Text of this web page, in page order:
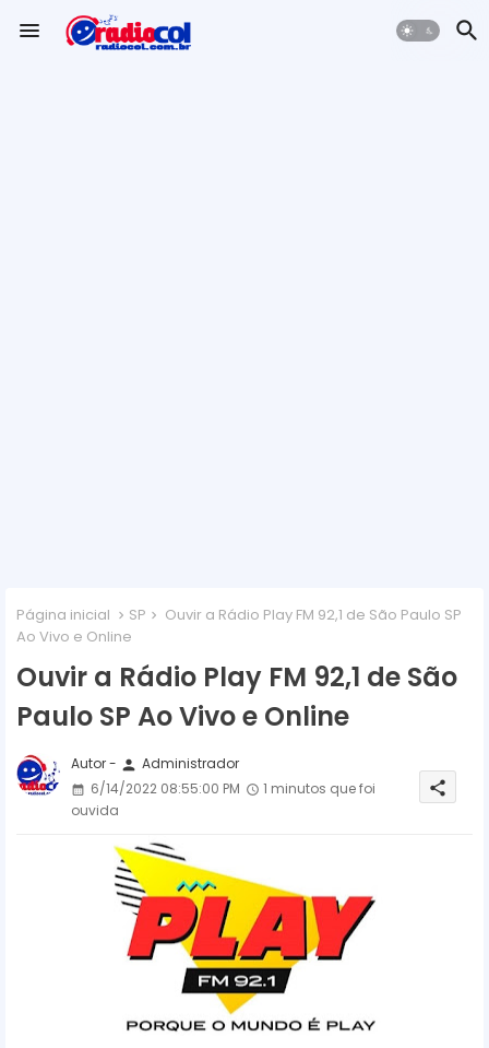
Página inicial SP
Ouvir a Rádio Play FM 92,1 de São Paulo SP
Ao Vivo e Online
Ouvir a Rádio Play FM 92,1 de São
Paulo SP Ao Vivo e Online
Autor - person Administrador
6/14/2022 08:55:00 PM
1 minutos que foi
ouvida
share